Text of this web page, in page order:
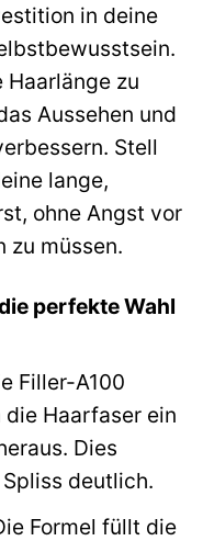
in deine
zu
Aussehen und
Stell
lange,
ohne Angst vor
zu müssen.
perfekte Wahl
Filler-A100
Haarfaser ein
Dies
deutlich.
Formel füllt die